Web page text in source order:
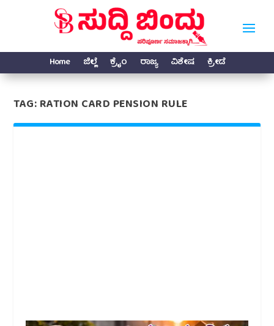
Home ಜಿಲ್ಲೆ ಕ್ರೈಂ ರಾಜ್ಯ ವಿಶೇಷ ಕ್ರೀಡೆ
TAG:RATION CARD PENSION RULE